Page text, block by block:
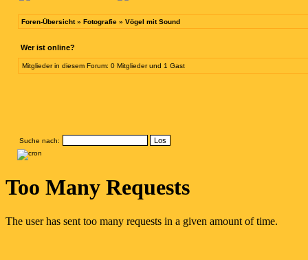
Foren-Übersicht» Fotografie » Vögel mit Sound
Wer ist online?
Mitglieder in diesem Forum: 0 Mitglieder und 1 Gast
Suche nach: